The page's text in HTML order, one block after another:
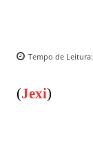
Tempo de Leitura:
(Jexi)